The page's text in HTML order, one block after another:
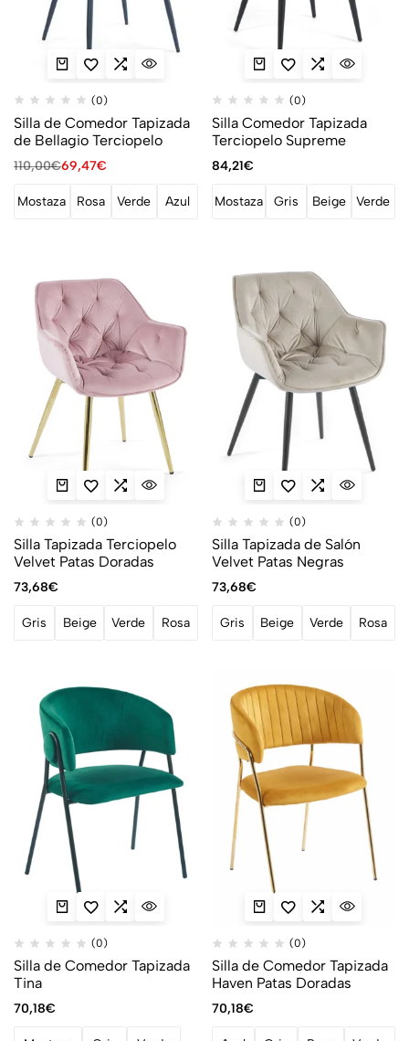
(0)
Silla de Comedor Tapizada
de Bellagio Terciopelo
110,00€69,47€
Mostaza Rosa Verde Azul
(0)
Silla Comedor Tapizada
Terciopelo Supreme
84,21€
Mostaza Gris Beige Verde
(0)
Silla Tapizada Terciopelo
Velvet Patas Doradas
73,68€
Gris Beige Verde Rosa
(0)
Silla Tapizada de Salón
Velvet Patas Negras
73,68€
Gris Beige Verde Rosa
(0)
Silla de Comedor Tapizada
Tina
70,18€
(0)
Silla de Comedor Tapizada
Haven Patas Doradas
70,18€